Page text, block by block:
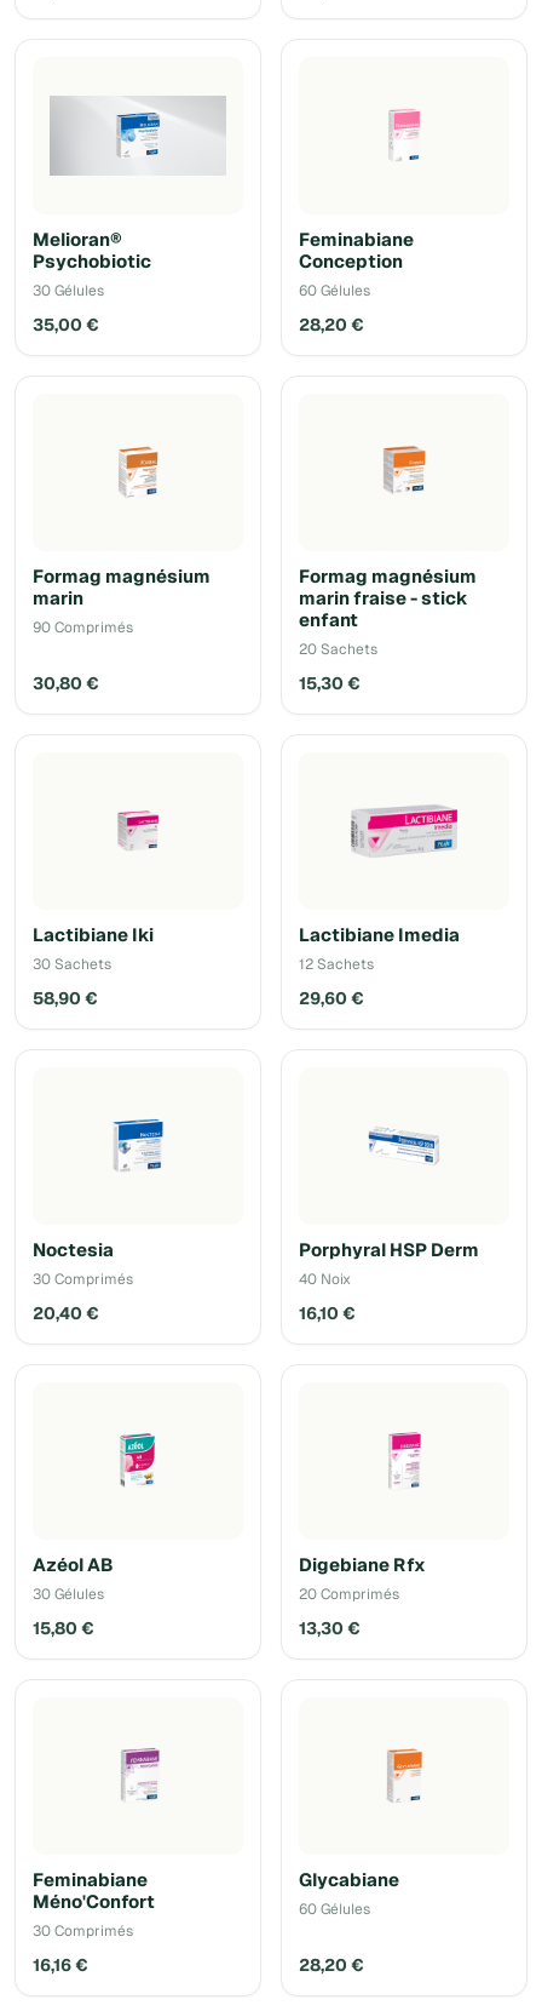
Melioran®
Psychobiotic
30 Gélules
35,00 €
Feminabiane
Conception
60 Gélules
28,20 €
Formag magnésium
marin
90 Comprimés
30,80 €
Formag magnésium
marin fraise - stick
enfant
20 Sachets
15,30 €
Lactibiane Iki
30 Sachets
58,90 €
Lactibiane Imedia
12 Sachets
29,60 €
Noctesia
30 Comprimés
20,40 €
Porphyral HSP Derm
40 Noix
16,10 €
Azéol AB
30 Gélules
15,80 €
Digebiane Rfx
20 Comprimés
13,30 €
Feminabiane
Méno'Confort
30 Comprimés
16,16 €
Glycabiane
60 Gélules
28,20 €